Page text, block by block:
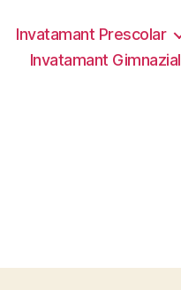
Invatamant Prescolar
Invatamant Gimnazial